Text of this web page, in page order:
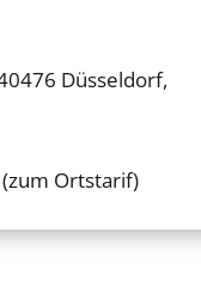
Düsseldorf,
(zum Ortstarif)